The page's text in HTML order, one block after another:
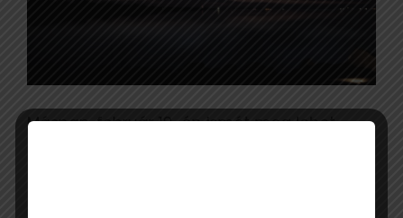
Másnap, február 19-én ismét meg lehet